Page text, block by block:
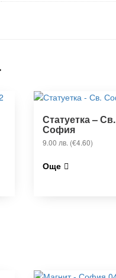
Статуетка – Св.
София
9.00 лв. (€4.60)
Още